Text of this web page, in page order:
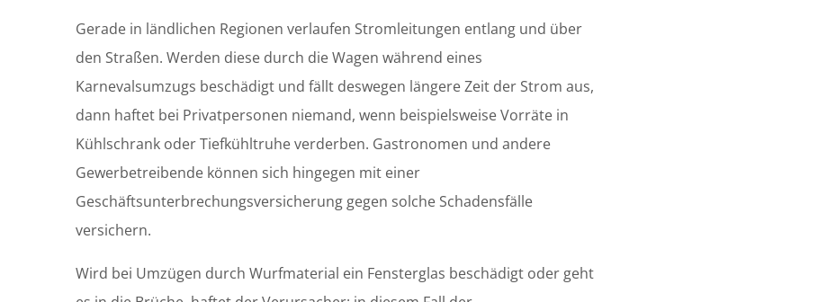
Gerade in ländlichen Regionen verlaufen Stromleitungen entlang und über
den Straßen. Werden diese durch die Wagen während eines
Karnevalsumzugs beschädigt und fällt deswegen längere Zeit der Strom aus,
dann haftet bei Privatpersonen niemand, wenn beispielsweise Vorräte in
Kühlschrank oder Tiefkühltruhe verderben. Gastronomen und andere
Gewerbetreibende können sich hingegen mit einer
Geschäftsunterbrechungsversicherung gegen solche Schadensfälle
versichern.
Wird bei Umzügen durch Wurfmaterial ein Fensterglas beschädigt oder geht